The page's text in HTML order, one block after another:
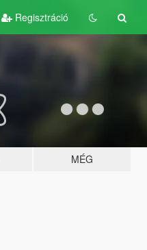
Regisztráció
MÉG